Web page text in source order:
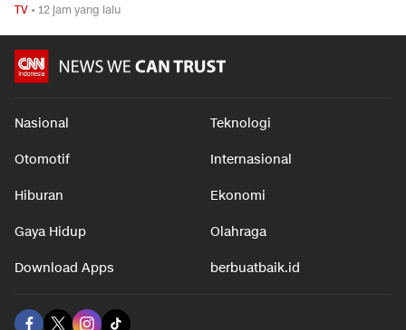
TV •12 jam yang lalu
Nasional Teknologi
Otomotif Internasional
Hiburan Ekonomi
Gaya Hidup Olahraga
Download Apps berbuatbaik.id